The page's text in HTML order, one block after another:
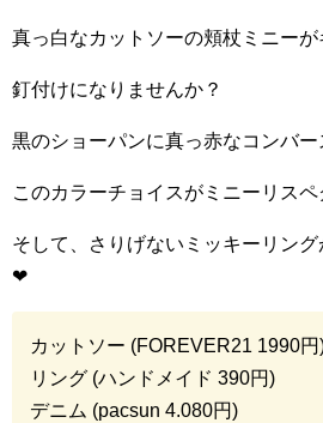
真っ白なカットソーの頬杖ミニーが
釘付けになりませんか？
黒のショーパンに真っ赤なコンバー
このカラーチョイスがミニーリス
そして、さりげないミッキーリン
❤︎
カットソー (FOREVER21 1990円
リング (ハンドメイド 390円)
デニム (pacsun 4.080円)